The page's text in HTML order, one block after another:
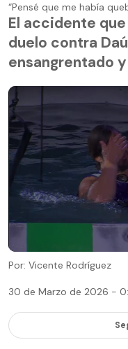
“Pensé que me había
El accidente
duelo contra
ensangrentado
Por: Vicente Rodríguez
30 de Marzo de 2026 -